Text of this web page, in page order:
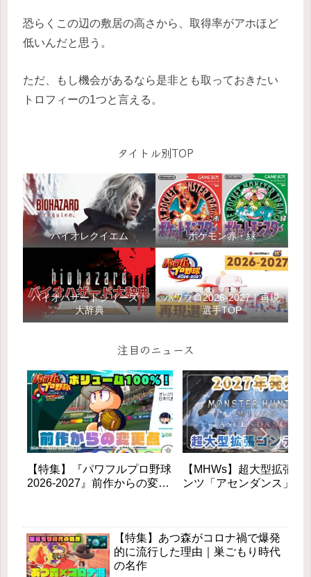
恐らくこの辺の敷居の高さから、取得率がアホほど
低いんだと思う。
ただ、もし機会があるなら是非とも取っておきたい
トロフィーの1つと言える。
タイトル別TOP
バイオレクイエム ポケモン赤・緑
バイオハザードシリーズ｜
大辞典
パワプロ2026-2027｜再現
選手TOP
注目のニュース
【特集】『パワフルプロ野球
2026-2027』前作からの変更
【MHWs】超大型拡張コ
ンツ「アセンダンス」が
【特集】あつ森がコロナ禍で爆発
的に流行した理由｜巣ごもり時代
の名作